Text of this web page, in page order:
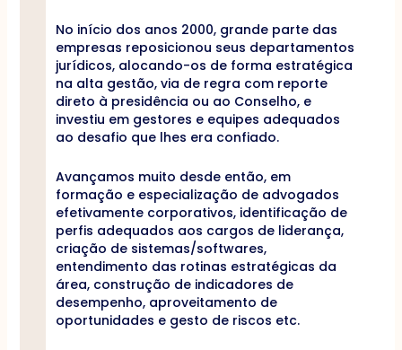
No início dos anos 2000, grande parte das
empresas reposicionou seus departamentos
jurídicos, alocando-os de forma estratégica
na alta gestão, via de regra com reporte
direto à presidência ou ao Conselho, e
investiu em gestores e equipes adequados
ao desafio que lhes era confiado.
Avançamos muito desde então, em
formação e especialização de advogados
efetivamente corporativos, identificação de
perfis adequados aos cargos de liderança,
criação de sistemas/softwares,
entendimento das rotinas estratégicas da
área, construção de indicadores de
desempenho, aproveitamento de
oportunidades e gesto de riscos etc.